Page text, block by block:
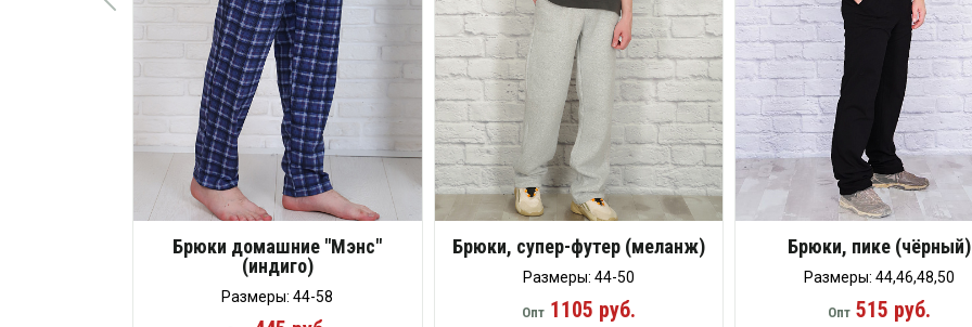
Брюки домашние "Мэнс"
(индиго)
Размеры: 44-58
Брюки, супер-футер (меланж)
Размеры: 44-50
Опт1105 руб.
Брюки, пике (чёрный)
Размеры: 44,46,48,50
Опт 515 руб.